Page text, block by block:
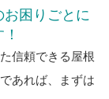
困りごとに
信頼できる屋根
あれば、まずは